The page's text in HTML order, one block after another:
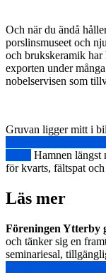
Och när du ändå
porslinsmuseet och
och brukskeramik
exporten under
nobelservisen som
Gruvan ligger mitt i
Hamnen längst
för kvarts, fältspat
Läs mer
Föreningen Ytterby
och tänker sig en
seminariesal,